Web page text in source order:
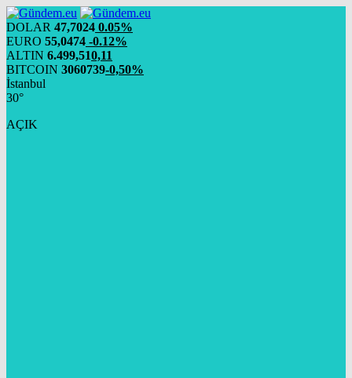
DOLAR 47,7024 0.05%
EURO 55,0474 -0.12%
ALTIN 6.499,510,11
BITCOIN 3060739-0,50%
İstanbul
30°
AÇIK